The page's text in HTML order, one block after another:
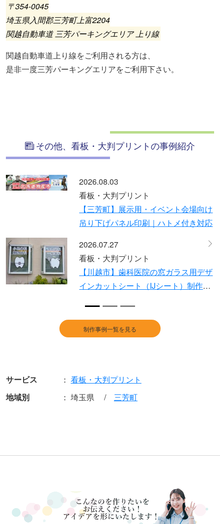
〒354-0045
埼玉県入間郡三芳町上富2204
関越自動車道 三芳パーキングエリア 上り線
関越自動車道上り線をご利用される方は、
是非一度三芳パーキングエリアをご利用下さい。
その他、看板・大判プリントの事例紹介
デザ
作・
2026.07.21
看板・大判プリント
【草加市】賃貸物件名のステンレ
り文字制作と設置事例 デザイン
2026.07.13
看板・大判プリント
保育施設の壁面看板リニューアル
作・施工事例｜既存撤去からデー
Previous
制作事例一覧を見る
サービス
看板・大判プリント
地域別
埼玉県 三芳町